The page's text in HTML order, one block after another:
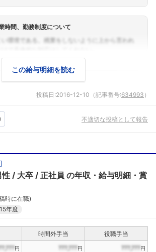
時間、勤務制度について
この給与明細を読む
投稿日:2016-12-10 （記事番号:634993 ）
不適切な投稿として報告
]
大卒 正社員 の年収・給与明細・賞
時に在職)
年度
時間外手当
役職手当
円 ???,???円 ???,???円